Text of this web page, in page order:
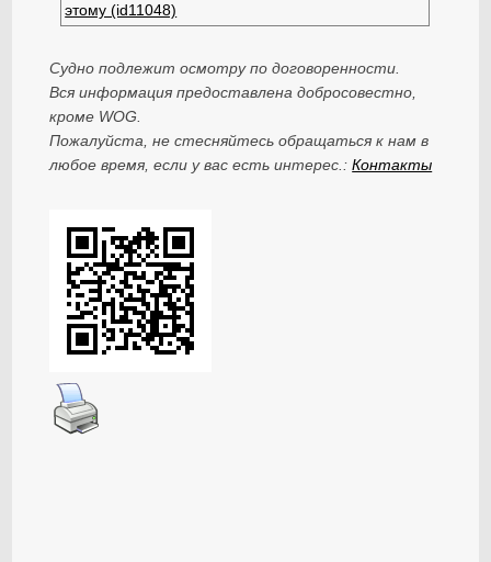
этому (id11048)
Судно подлежит осмотру по договоренности.
Вся информация предоставлена добросовестно,
кроме WOG.
Пожалуйста, не стесняйтесь обращаться к нам в
любое время, если у вас есть интерес.:Контакты